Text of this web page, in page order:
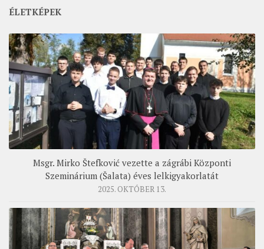
ÉLETKÉPEK
Msgr. Mirko Štefković vezette a zágrábi Központi
Szeminárium (Šalata) éves lelkigyakorlatát
2025. OKTÓBER 13.